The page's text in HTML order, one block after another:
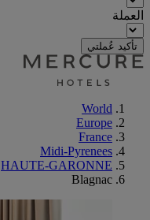
العملة
تأكيد عُملتي
World
Europe
France
Midi-Pyrenees
HAUTE-GARONNE
Blagnac